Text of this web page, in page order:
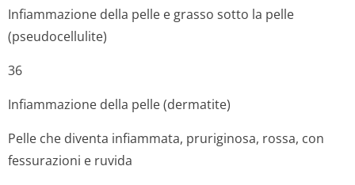
Infiammazione della pelle e grasso sotto la pelle
(pseudocellulite)
36
Infiammazione della pelle (dermatite)
Pelle che diventa infiammata, pruriginosa, rossa, con
fessurazioni e ruvida